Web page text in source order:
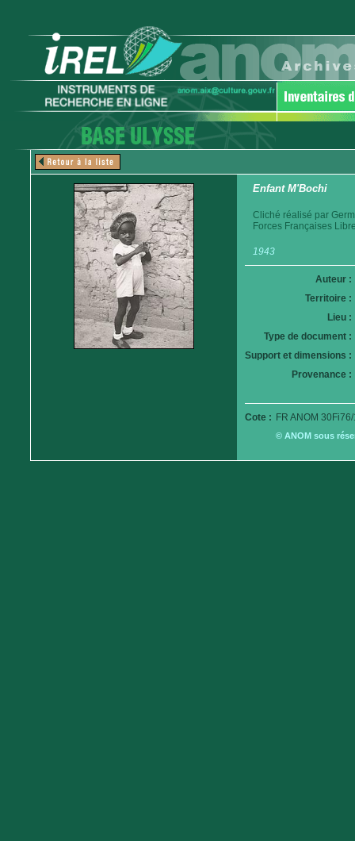
Enfant M'Bochi
Cliché réalisé par
Forces Françaises
1943
Auteur :
Territoire :
Lieu :
Type de document :
Support et dimensions :
Provenance :
Cote : FR ANOM
© ANOM sous